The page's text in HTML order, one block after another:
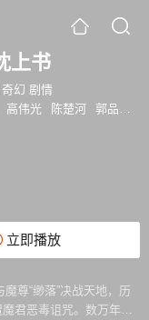
上书
奇幻 剧情
高伟光 陈楚河 郭品超
立即播放
尊“缈落”决战天地，历
君恶毒诅咒。数万年